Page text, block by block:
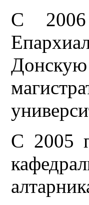
С 2006
С 2005